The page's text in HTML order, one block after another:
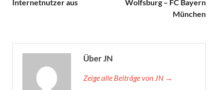
Internetnutzer aus
Wolfsburg – FC Bayern
München
Über JN
Zeige alle Beiträge von JN →